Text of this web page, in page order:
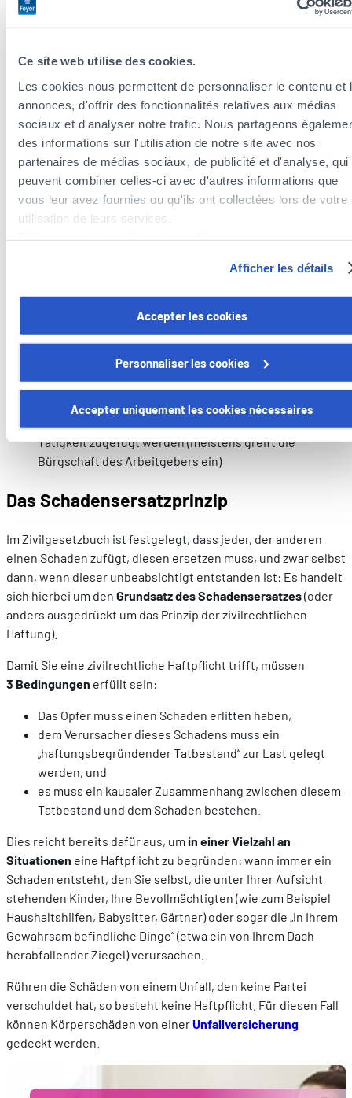
Ce site web utilise des cookies.
Les cookies nous permettent de personnaliser le contenu et
annonces, d'offrir des fonctionnalités relatives aux médias
sociaux et d'analyser notre trafic. Nous partageons
des informations sur l'utilisation de notre site avec nos
partenaires de médias sociaux, de publicité et d'analyse, qui
peuvent combiner celles-ci avec d'autres informations que
vous leur avez fournies ou qu'ils ont collectées lors de votre
utilisation de leurs services.
Vous avez la possibilité de retirer votre consentement à tout
moment en cliquant sur le lien "gestion des cookies" en bas
Certains de ces cookies sont strictement nécessaires au
fonctionnement du site. Notez que si vous désactivez des
cookies utilisés ici, il se peut que certaines fonctionnalités ou
parties de ce site Web ne soient plus normalement
accessibles. D'autres sont utilisés pour :
vos fonctionnalités et en se souvenant de vos choix.
comprenant comment vous arrivez sur notre site.
Proposer des offres et services personnalisés et en
les performances. Partager des informations avec les
sociaux utilisés et vous permettre de visualiser du contenu
hébergé sur un site externe.
Afficher les détails
Accepter les cookies
Personnaliser les cookies
Accepter uniquement les cookies nécessaires
Ein Erdarbeiter beschädigt ein unterirdisches
PC seines Kunden, der alle Daten verliert.
Die gedeckten Schäden müssen einen Bezug zum
Unternehmensbetrieb aufweisen, nicht aber zum
ausgeübten Beruf oder zu den erbrachten Dienstleistungen.
Letztere unterliegen der vertraglichen Haftpflicht und
werden von einer anderen Haftpflichtversicherung gedeckt:
der Berufshaftpflichtversicherung (wobei es fast so viele
Was ist von der Haftpflichtversicherung
nicht abgedeckt?
Es funktioniert nicht in den folgenden Fällen (nicht
Vorsätzlich verursachter Schaden
Schäden, die man sich selbst zufügt
Tätigkeit zugefügt werden (meistens greift die
Bürgschaft des Arbeitgebers ein)
Das Schadensersatzprinzip
Im Zivilgesetzbuch ist festgelegt, dass jeder, der anderen
einen Schaden zufügt, diesen ersetzen muss, und zwar selbst
dann, wenn dieser unbeabsichtigt entstanden ist: Es handelt
sich hierbei um den Grundsatz des Schadensersatzes(oder
anders ausgedrückt um das Prinzip der zivilrechtlichen
Haftung).
Damit Sie eine zivilrechtliche Haftpflicht trifft, müssen
3 Bedingungen erfüllt sein:
Das Opfer muss einen Schaden erlitten haben,
dem Verursacher dieses Schadens muss ein
„haftungsbegründender Tatbestand“ zur Last gelegt
werden, und
es muss ein kausaler Zusammenhang zwischen diesem
Tatbestand und dem Schaden bestehen.
Dies reicht bereits dafür aus, um in einer Vielzahl an
Situationen eine Haftpflicht zu begründen: wann immer ein
Schaden entsteht, den Sie selbst, die unter Ihrer Aufsicht
stehenden Kinder, Ihre Bevollmächtigten (wie zum Beispiel
Haushaltshilfen, Babysitter, Gärtner) oder sogar die „in Ihrem
Gewahrsam befindliche Dinge“ (etwa ein von Ihrem Dach
herabfallender Ziegel) verursachen.
Rühren die Schäden von einem Unfall, den keine Partei
verschuldet hat, so besteht keine Haftpflicht. Für diesen Fall
können Körperschäden von einerUnfallversicherung
gedeckt werden.